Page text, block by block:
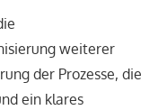
weiterer
der Prozesse, die
ein klares